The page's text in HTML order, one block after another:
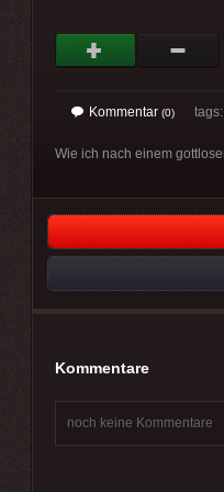
Kommentar (0)
Wie ich nach einem
Kommentare
noch keine Kommentare